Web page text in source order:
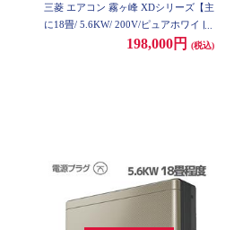
三菱 エアコン 霧ヶ峰 XDシリーズ【主
に18畳/ 5.6KW/ 200V/ピュアホワイト/
2021年モデル】★大型配送対象商品
198,000円 (税込)